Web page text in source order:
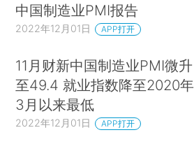
中国制造业PMI报告
2022年12月01日 APP打开
11月财新中国制造业PMI微升
至49.4 就业指数降至2020年
3月以来最低
2022年12月01日 APP打开